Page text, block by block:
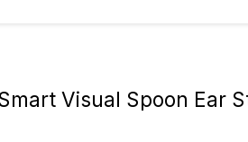
Visual Spoon Ear